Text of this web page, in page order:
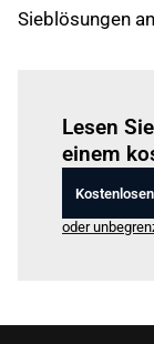
Sieblösungen
Lesen
einem
oder